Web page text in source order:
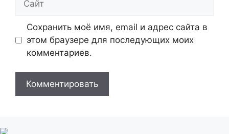
Сохранить моё имя, email и адрес сайта в
этом браузере для последующих моих
комментариев.